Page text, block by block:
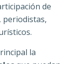
de
periodistas,
la